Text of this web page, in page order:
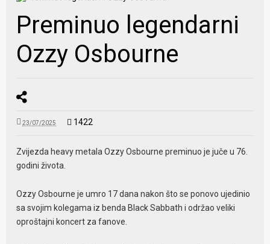
Preminuo legendarni
Ozzy Osbourne
23/07/2025 1422
Zvijezda heavy metala Ozzy Osbourne preminuo je juče u 76.
godini života.
Ozzy Osbourne je umro 17 dana nakon što se ponovo ujedinio
sa svojim kolegama iz benda Black Sabbath i održao veliki
oproštajni koncert za fanove.